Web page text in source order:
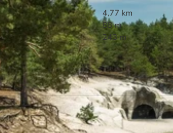
4,77 km
88 m
243 m